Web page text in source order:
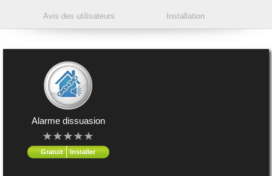
Avis des utilisateurs Installation
Alarme dissuasion
Gratuit Installer